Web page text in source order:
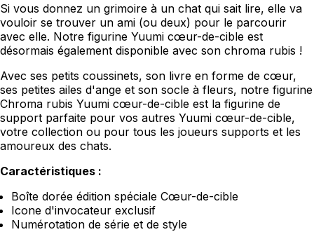
Si vous donnez un grimoire à un chat qui sait lire, elle va
vouloir se trouver un ami (ou deux) pour le parcourir
avec elle. Notre figurine Yuumi cœur-de-cible est
désormais également disponible avec son chroma rubis !
Avec ses petits coussinets, son livre en forme de cœur,
ses petites ailes d'ange et son socle à fleurs, notre figurine
Chroma rubis Yuumi cœur-de-cible est la figurine de
support parfaite pour vos autres Yuumi cœur-de-cible,
votre collection ou pour tous les joueurs supports et les
amoureux des chats.
Caractéristiques :
Boîte dorée édition spéciale Cœur-de-cible
Icone d'invocateur exclusif
Numérotation de série et de style